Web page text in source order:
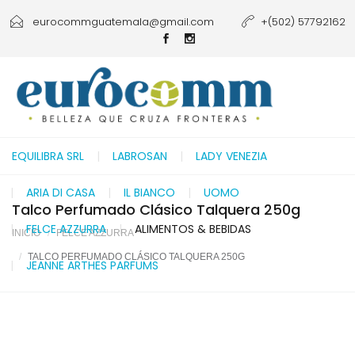
eurocommguatemala@gmail.com +(502) 57792162
EQUILIBRA SRL LABROSAN LADY VENEZIA
ARIA DI CASA IL BIANCO UOMO
FELCE AZZURRA ALIMENTOS & BEBIDAS
JEANNE ARTHES PARFUMS
Talco Perfumado Clásico Talquera 250g
INICIO FELCE AZZURRA
TALCO PERFUMADO CLÁSICO TALQUERA 250G